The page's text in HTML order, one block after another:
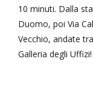
10 minuti. Dalla
Duomo, poi Via
Vecchio, andate
Galleria degli Uffizi!